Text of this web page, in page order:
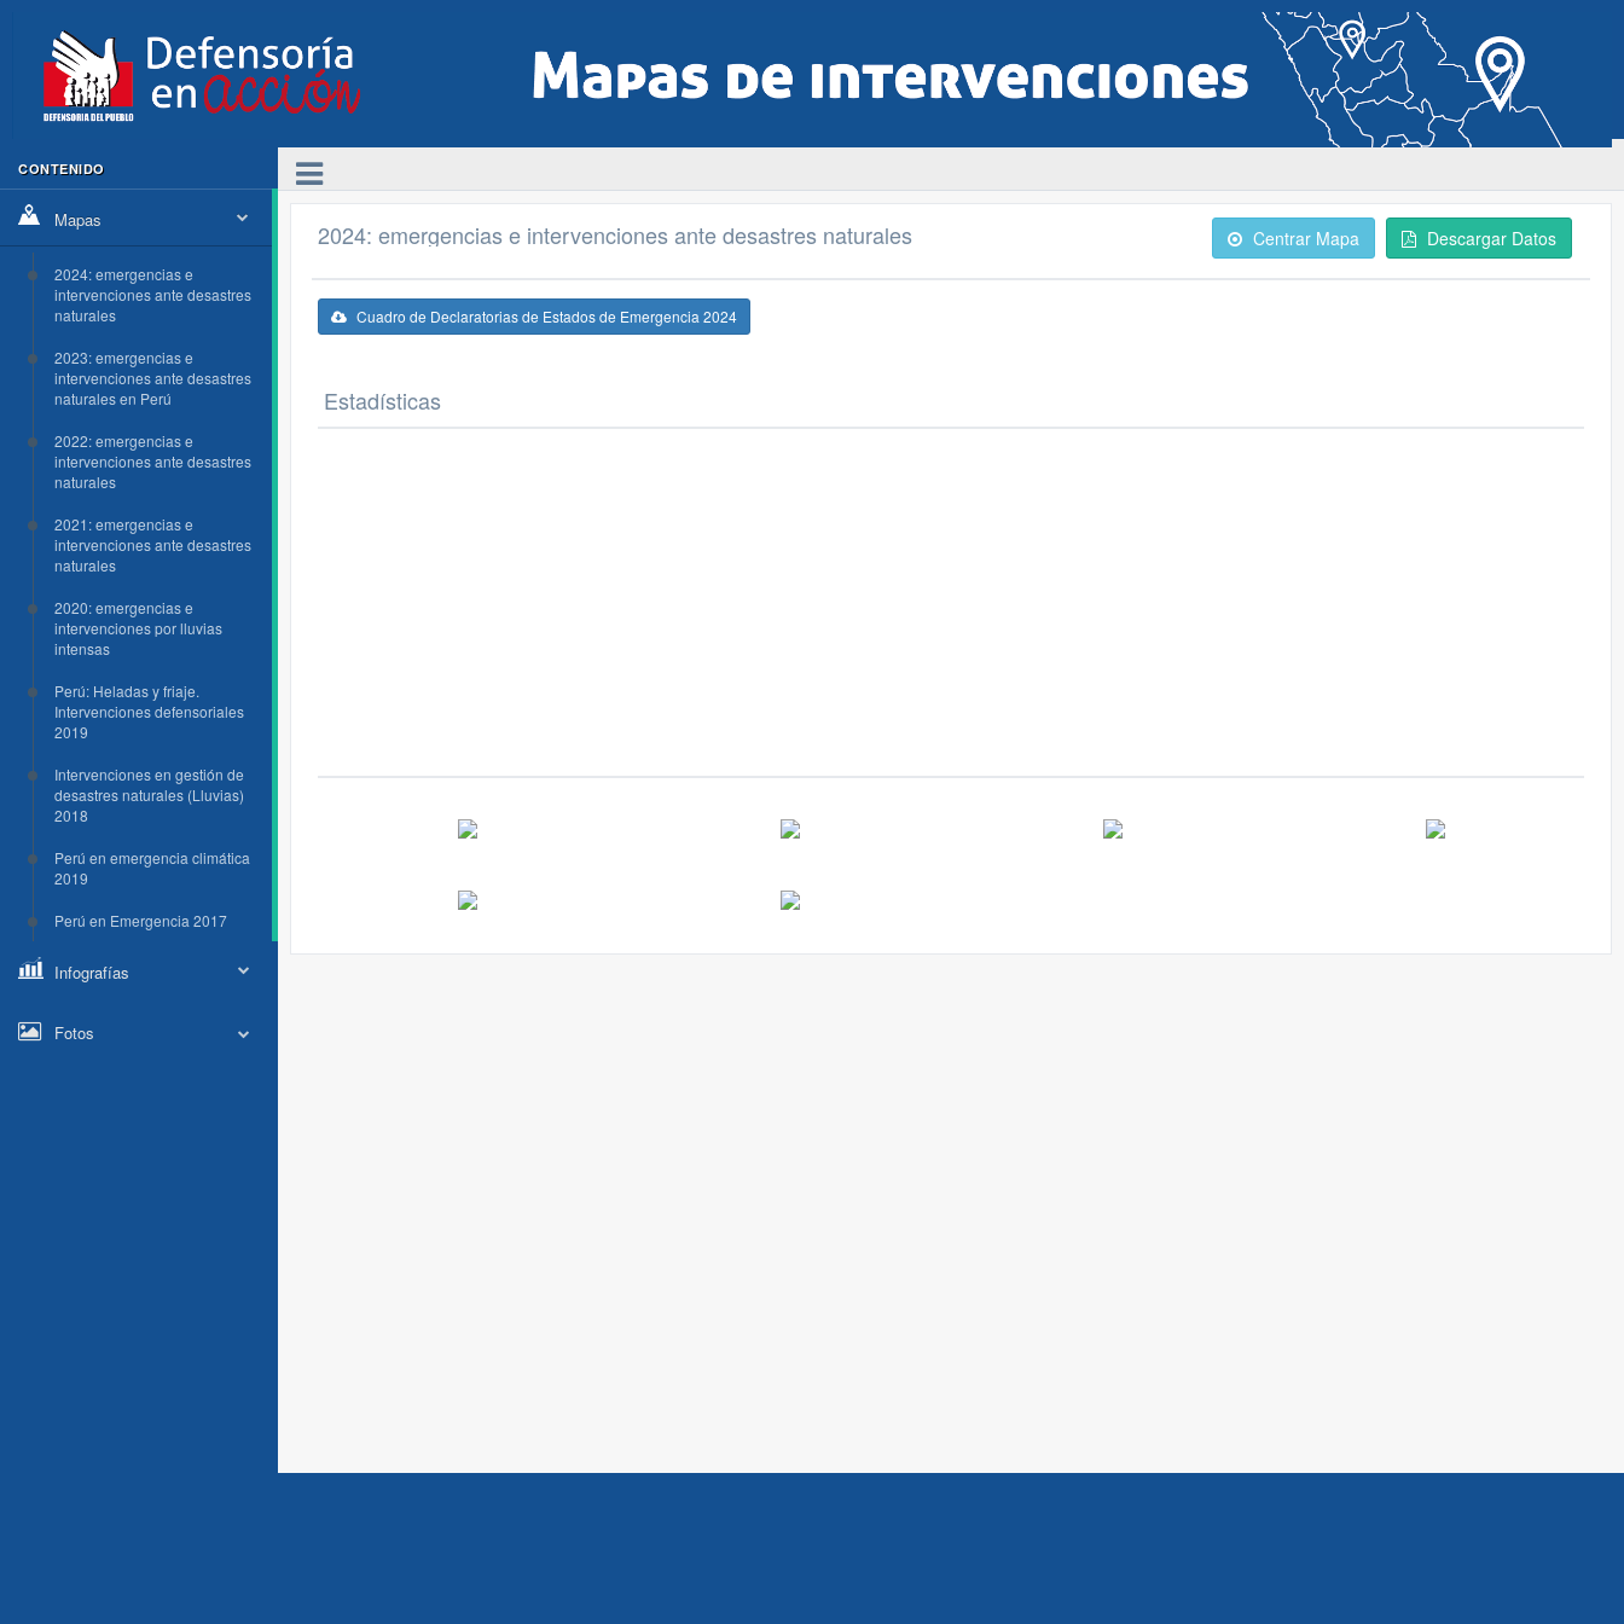
CONTENIDO
Mapas
2024: emergencias e
intervenciones ante desastres
naturales
2023: emergencias e
intervenciones ante desastres
naturales en Perú
2022: emergencias e
intervenciones ante desastres
naturales
2021: emergencias e
intervenciones ante desastres
naturales
2020: emergencias e
intervenciones por lluvias
intensas
Perú: Heladas y friaje.
Intervenciones defensoriales
2019
Intervenciones en gestión de
desastres naturales (Lluvias)
2018
Perú en emergencia climática
2019
Perú en Emergencia 2017
Infografías
Fotos
2024: emergencias e intervenciones ante desastres naturales Centrar Mapa Descargar Datos
Cuadro de Declaratorias de Estados de Emergencia 2024
Estadísticas